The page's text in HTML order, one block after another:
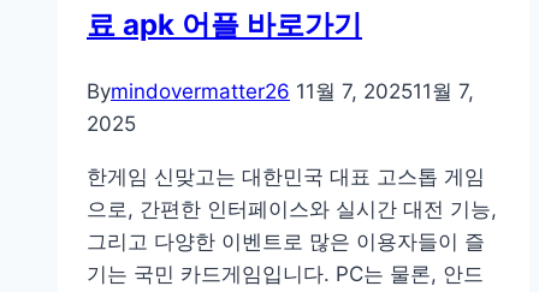
료 apk 어플 바로가기
Bymindovermatter26 11월 7, 202511월 7,
2025
한게임 신맞고는 대한민국 대표 고스톱 게임
으로, 간편한 인터페이스와 실시간 대전 기능,
그리고 다양한 이벤트로 많은 이용자들이 즐
기는 국민 카드게임입니다. PC는 물론, 안드